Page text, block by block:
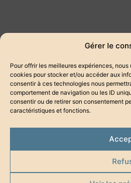
Gérer le
Pour offrir les meilleures expériences,
cookies pour stocker et/ou accéder aux
consentir à ces technologies nous
comportement de navigation ou les ID
consentir ou de retirer son consentement
caractéristiques et fonctions.